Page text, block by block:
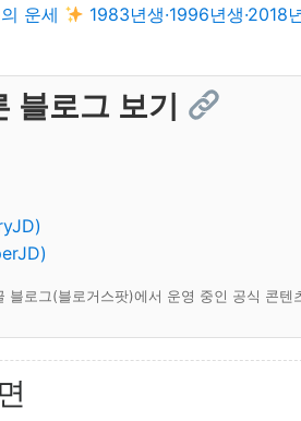
운세
1983년생·1996년생·2018
블로그 보기
블로그(블로거스팟)에서 운영 중인 공식 콘텐